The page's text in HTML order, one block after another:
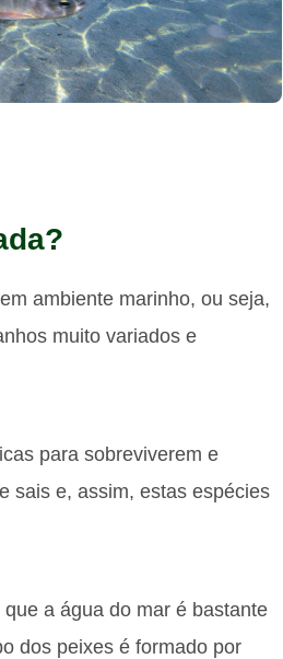
ambiente marinho, ou seja,
muito variados e
para sobreviverem e
sais e, assim, estas espécies
a água do mar é bastante
dos peixes é formado por